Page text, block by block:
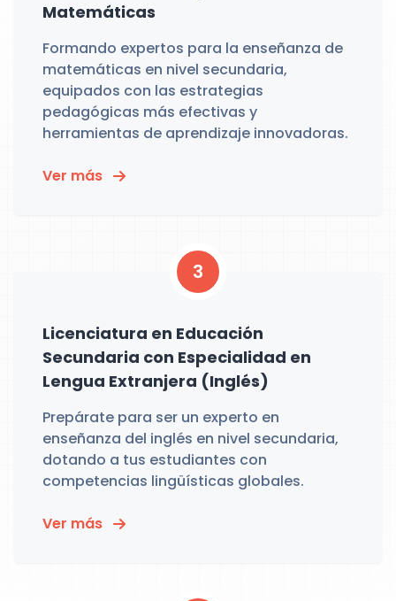
Matemáticas
Formando expertos para la enseñanza de
matemáticas en nivel secundaria,
equipados con las estrategias
pedagógicas más efectivas y
herramientas de aprendizaje innovadoras.
Ver más
3
Licenciatura en Educación
Secundaria con Especialidad en
Lengua Extranjera (Inglés)
Prepárate para ser un experto en
enseñanza del inglés en nivel secundaria,
dotando a tus estudiantes con
competencias lingüísticas globales.
Ver más